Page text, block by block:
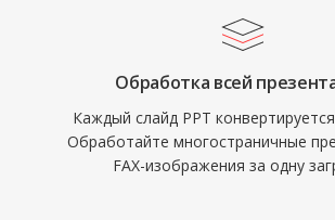
Обработка всей
Каждый слайд PPT
Обработайте многостраничные
FAX-изображения за одну